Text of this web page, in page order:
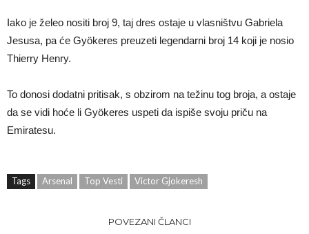
Iako je želeo nositi broj 9, taj dres ostaje u vlasništvu Gabriela
Jesusa, pa će Gyökeres preuzeti legendarni broj 14 koji je nosio
Thierry Henry.
To donosi dodatni pritisak, s obzirom na težinu tog broja, a ostaje
da se vidi hoće li Gyökeres uspeti da ispiše svoju priču na
Emiratesu.
Tags Arsenal Top Vesti Victor Gjokeresh
POVEZANI ČLANCI